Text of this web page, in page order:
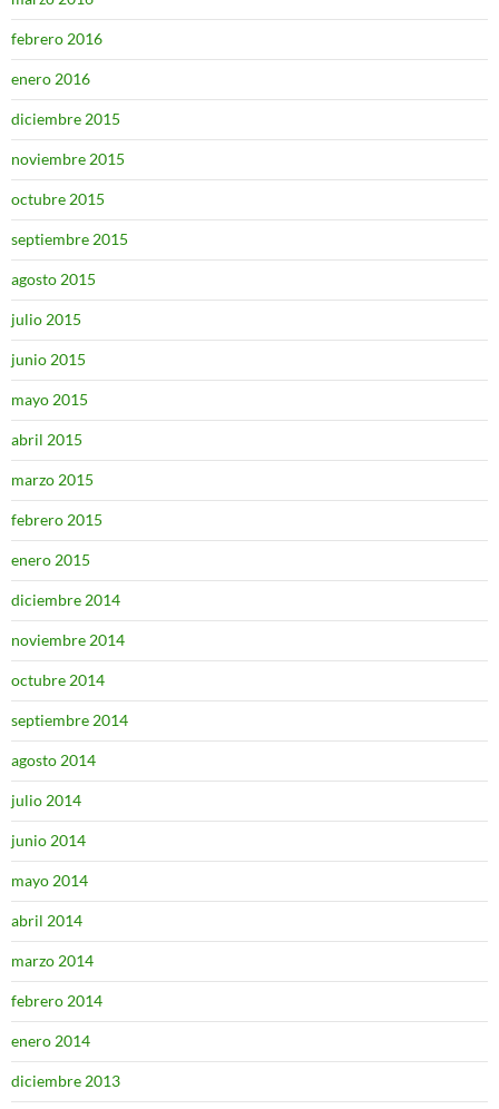
febrero 2016
enero 2016
diciembre 2015
noviembre 2015
octubre 2015
septiembre 2015
agosto 2015
julio 2015
junio 2015
mayo 2015
abril 2015
marzo 2015
febrero 2015
enero 2015
diciembre 2014
noviembre 2014
octubre 2014
septiembre 2014
agosto 2014
julio 2014
junio 2014
mayo 2014
abril 2014
marzo 2014
febrero 2014
enero 2014
diciembre 2013